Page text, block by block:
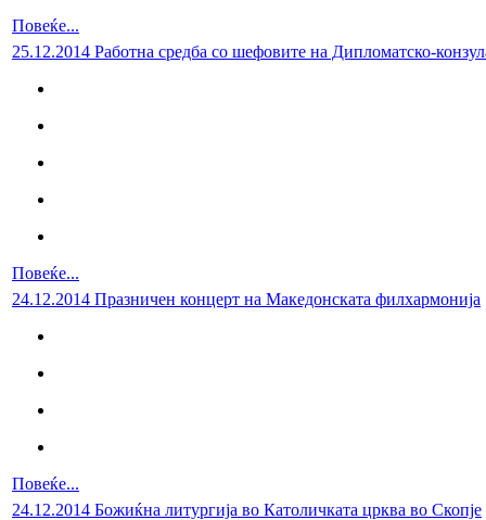
Повеќе...
25.12.2014 Работна средба со шефовите на Дипломатско-
Повеќе...
24.12.2014 Празничен концерт на Македонската филхармонија
Повеќе...
24.12.2014 Божиќна литургија во Католичката црква во Скопје